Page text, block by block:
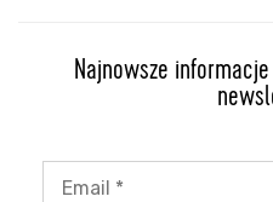
Najnowsze